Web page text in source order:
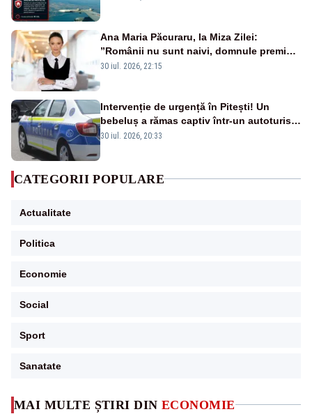
MAI MULTE ȘTIRI DIN ECONOMIE
Ana Maria Păcuraru, la Miza Zilei:
”Românii nu sunt naivi, domnule premier
Bolojan”
30 iul. 2026, 22:15
Intervenție de urgență în Pitești! Un
bebeluș a rămas captiv într-un autoturism
din cauza unei defecțiuni
30 iul. 2026, 20:33
CATEGORII POPULARE
Actualitate
Politica
Economie
Social
Sport
Sanatate